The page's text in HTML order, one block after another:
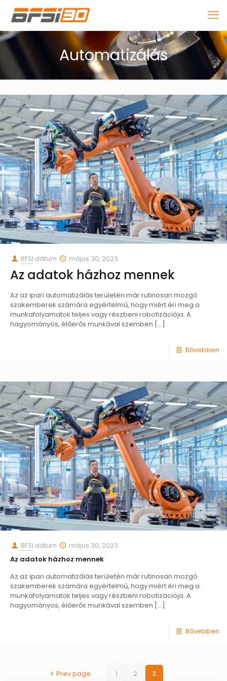
Automatizálás
BFSI dátum május 30, 2023
Az adatok házhoz mennek
Az az ipari automatizálás területén már rutinosan mozgó
szakemberek számára egyértelmű, hogy miért éri meg a
munkafolyamatok teljes vagy részbeni robotizációja. A
hagyományos, élőerős munkával szemben […]
Bővebben
BFSI dátum
május 30, 2023
Az adatok házhoz mennek
Az az ipari automatizálás területén már rutinosan mozgó
szakemberek számára egyértelmű, hogy miért éri meg a
munkafolyamatok teljes vagy részbeni robotizációja. A
hagyományos, élőerős munkával szemben […]
Bővebben
Prev page 1 2 3